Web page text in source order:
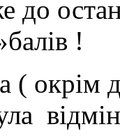
до
!
окрім